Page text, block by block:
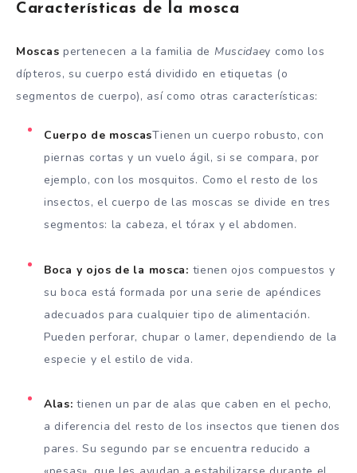
Características de la mosca
Moscas pertenecen a la familia de Muscidaey como los
dípteros, su cuerpo está dividido en etiquetas (o
segmentos de cuerpo), así como otras características:
Cuerpo de moscasTienen un cuerpo robusto, con
piernas cortas y un vuelo ágil, si se compara, por
ejemplo, con los mosquitos. Como el resto de los
insectos, el cuerpo de las moscas se divide en tres
segmentos: la cabeza, el tórax y el abdomen.
Boca y ojos de la mosca: tienen ojos compuestos y
su boca está formada por una serie de apéndices
adecuados para cualquier tipo de alimentación.
Pueden perforar, chupar o lamer, dependiendo de la
especie y el estilo de vida.
Alas:tienen un par de alas que caben en el pecho,
a diferencia del resto de los insectos que tienen dos
pares. Su segundo par se encuentra reducido a